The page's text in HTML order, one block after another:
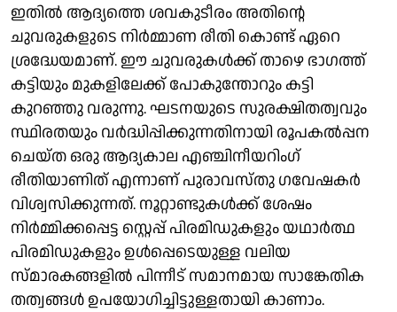
ഇതിൽ ആദ്യത്തെ ശവകുടീരം അതിന്റെ
ചുവരുകളുടെ നിർമ്മാണ രീതി കൊണ്ട് ഏറെ
ശ്രദ്ധേയമാണ്. ഈ ചുവരുകൾക്ക് താഴെ ഭാഗത്ത്
കട്ടിയും മുകളിലേക്ക് പോകുന്തോറും കട്ടി
കുറഞ്ഞു വരുന്നു. ഘടനയുടെ സുരക്ഷിതത്വവും
സ്ഥിരതയും വർദ്ധിപ്പിക്കുന്നതിനായി രൂപകൽപ്പന
ചെയ്ത ഒരു ആദ്യകാല എഞ്ചിനീയറിംഗ്
രീതിയാണിത് എന്നാണ് പുരാവസ്തു ഗവേഷകർ
വിശ്വസിക്കുന്നത്. നൂറ്റാണ്ടുകൾക്ക് ശേഷം
നിർമ്മിക്കപ്പെട്ട സ്റ്റെപ്പ് പിരമിഡുകളും യഥാർത്ഥ
പിരമിഡുകളും ഉൾപ്പെടെയുള്ള വലിയ
സ്മാരകങ്ങളിൽ പിന്നീട് സമാനമായ സാങ്കേതിക
തത്വങ്ങൾ ഉപയോഗിച്ചിട്ടുള്ളതായി കാണാം.